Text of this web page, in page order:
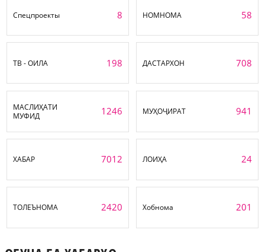
Спецпроекты 8 НОМНОМА 58
ТВ - ОИЛА 198 ДАСТАРХОН 708
МАСЛИҲАТИ
МУФИД
1246 МУҲОҶИРАТ 941
ХАБАР 7012 ЛОИҲА 24
ТОЛЕЪНОМА 2420 Хобнома 201